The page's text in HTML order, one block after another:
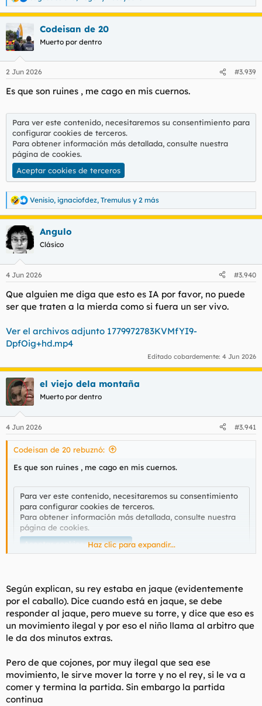
e
a
c
c
i
e
:
Codeisan de 20
Muerto por dentro
2 Jun 2026 #3.939
Es que son ruines , me cago en mis cuernos.
Para ver este contenido, necesitaremos su consentimiento para
configurar cookies de terceros.
Para obtener información más detallada, consulte nuestra
página de cookies.
Aceptar cookies de terceros
R
e
a
c
c
i
e
:
Venisio, ignaciofdez, Tremulus y 2 más
Angulo
Clásico
4 Jun 2026 #3.940
Que alguien me diga que esto es IA por favor, no puede
ser que traten a la mierda como si fuera un ser vivo.
Ver el archivos adjunto 1779972783KVMfYI9-
DpfOig+hd.mp4
Editado cobardemente: 4 Jun 2026
el viejo dela montaña
Muerto por dentro
4 Jun 2026 #3.941
Codeisan de 20 rebuznó:
Es que son ruines , me cago en mis cuernos.
Para ver este contenido, necesitaremos su consentimiento
para configurar cookies de terceros.
Para obtener información más detallada, consulte nuestra
página de cookies.
Aceptar cookies de tercerosHaz clic para expandir...
Según explican, su rey estaba en jaque (evidentemente
por el caballo). Dice cuando está en jaque, se debe
responder al jaque, pero mueve su torre, y dice que eso es
un movimiento ilegal y por eso el niño llama al arbitro que
le da dos minutos extras.
Pero de que cojones, por muy ilegal que sea ese
movimiento, le sirve mover la torre y no el rey, si le va a
comer y termina la partida. Sin embargo la partida
continua